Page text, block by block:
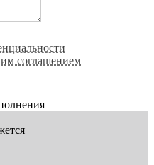
соглашением